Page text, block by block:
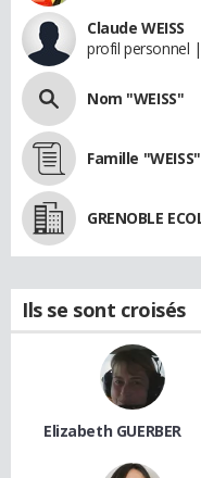
Claude WEISS
profil personnel
Nom "WEISS"
Famille "WEISS"
GRENOBLE
Ils se sont croisés
Elizabeth GUERBER